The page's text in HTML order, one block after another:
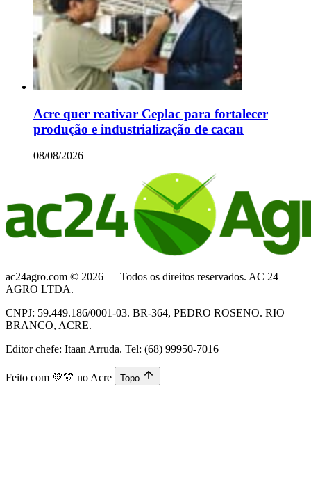
Acre quer reativar Ceplac para fortalecer
produção e industrialização de cacau
08/08/2026
ac24agro.com © 2026 — Todos os direitos reservados. AC 24
AGRO LTDA.
CNPJ: 59.449.186/0001-03. BR-364, PEDRO ROSENO. RIO
BRANCO, ACRE.
Editor chefe: Itaan Arruda. Tel: (68) 99950-7016
Feito com 💚💛 no Acre Topo